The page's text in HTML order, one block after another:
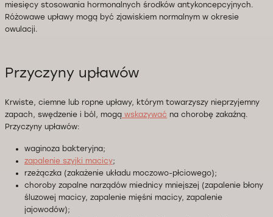
miesięcy stosowania hormonalnych środków antykoncepcyjnych.
Różowawe upławy mogą być zjawiskiem normalnym w okresie
owulacji.
Przyczyny upławów
Krwiste, ciemne lub ropne upławy, którym towarzyszy nieprzyjemny
zapach, swędzenie i ból, mogą wskazywać na chorobę zakaźną.
Przyczyny upławów:
waginoza bakteryjna;
zapalenie szyjki macicy;
rzeżączka (zakażenie układu moczowo-płciowego);
choroby zapalne narządów miednicy mniejszej (zapalenie błony
śluzowej macicy, zapalenie mięśni macicy, zapalenie
jajowodów);